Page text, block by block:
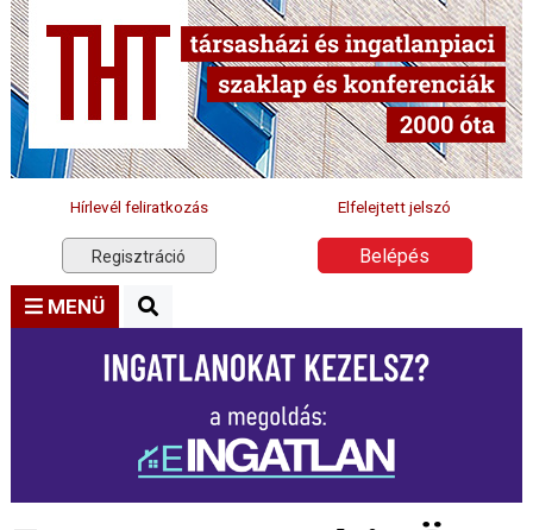
Hírlevél feliratkozás Elfelejtett jelszó
Regisztráció Belépés
MENÜ